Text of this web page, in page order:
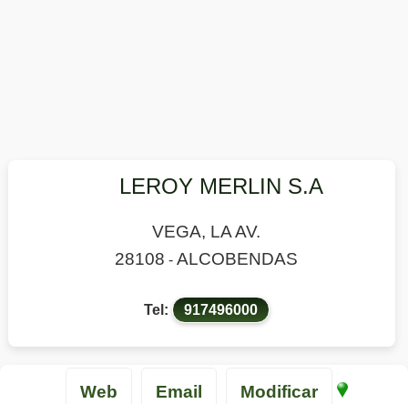
LEROY MERLIN S.A
VEGA, LA AV.
28108 - ALCOBENDAS
Tel: 917496000
Web Email Modificar